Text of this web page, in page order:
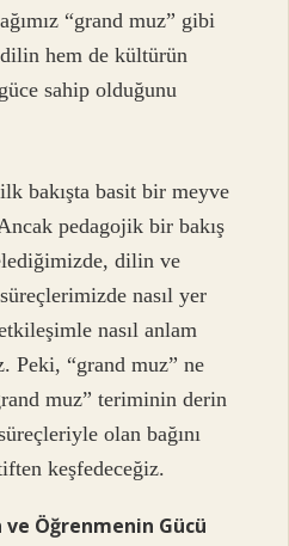
“grand muz” gibi
hem de kültürün
sahip olduğunu
bakışta basit bir meyve
pedagojik bir bakış
dilin ve
nasıl yer
nasıl anlam
Peki, “grand muz” ne
muz” teriminin derin
olan bağını
keşfedeceğiz.
ve Öğrenmenin Gücü